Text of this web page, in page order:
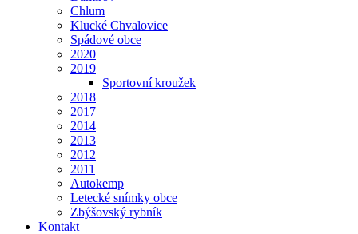
Chlum
Klucké Chvalovice
Spádové obce
2020
2019
Sportovní kroužek
2018
2017
2014
2013
2012
2011
Autokemp
Letecké snímky obce
Zbýšovský rybník
Kontakt